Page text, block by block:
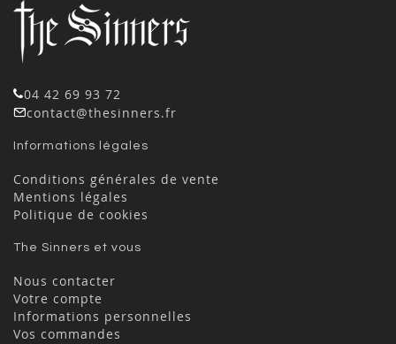
04 42 69 93 72
contact@thesinners.fr
Informations légales
Conditions générales de vente
Mentions légales
Politique de cookies
The Sinners et vous
Nous contacter
Votre compte
Informations personnelles
Vos commandes